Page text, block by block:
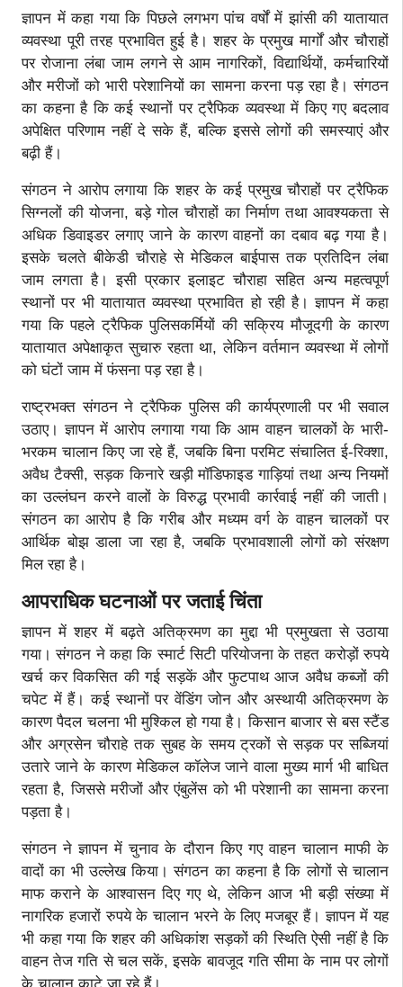
ज्ञापन में कहा गया कि पिछले लगभग पांच वर्षों में झांसी की यातायात
व्यवस्था पूरी तरह प्रभावित हुई है। शहर के प्रमुख मार्गों और चौराहों
पर रोजाना लंबा जाम लगने से आम नागरिकों, विद्यार्थियों, कर्मचारियों
और मरीजों को भारी परेशानियों का सामना करना पड़ रहा है। संगठन
का कहना है कि कई स्थानों पर ट्रैफिक व्यवस्था में किए गए बदलाव
अपेक्षित परिणाम नहीं दे सके हैं, बल्कि इससे लोगों की समस्याएं और
बढ़ी हैं।
संगठन ने आरोप लगाया कि शहर के कई प्रमुख चौराहों पर ट्रैफिक
सिग्नलों की योजना, बड़े गोल चौराहों का निर्माण तथा आवश्यकता से
अधिक डिवाइडर लगाए जाने के कारण वाहनों का दबाव बढ़ गया है।
इसके चलते बीकेडी चौराहे से मेडिकल बाईपास तक प्रतिदिन लंबा
जाम लगता है। इसी प्रकार इलाइट चौराहा सहित अन्य महत्वपूर्ण
स्थानों पर भी यातायात व्यवस्था प्रभावित हो रही है। ज्ञापन में कहा
गया कि पहले ट्रैफिक पुलिसकर्मियों की सक्रिय मौजूदगी के कारण
यातायात अपेक्षाकृत सुचारु रहता था, लेकिन वर्तमान व्यवस्था में लोगों
को घंटों जाम में फंसना पड़ रहा है।
राष्ट्रभक्त संगठन ने ट्रैफिक पुलिस की कार्यप्रणाली पर भी सवाल
उठाए। ज्ञापन में आरोप लगाया गया कि आम वाहन चालकों के भारी-
भरकम चालान किए जा रहे हैं, जबकि बिना परमिट संचालित ई-रिक्शा,
अवैध टैक्सी, सड़क किनारे खड़ी मॉडिफाइड गाड़ियां तथा अन्य नियमों
का उल्लंघन करने वालों के विरुद्ध प्रभावी कार्रवाई नहीं की जाती।
संगठन का आरोप है कि गरीब और मध्यम वर्ग के वाहन चालकों पर
आर्थिक बोझ डाला जा रहा है, जबकि प्रभावशाली लोगों को संरक्षण
मिल रहा है।
आपराधिक घटनाओं पर जताई चिंता
ज्ञापन में शहर में बढ़ते अतिक्रमण का मुद्दा भी प्रमुखता से उठाया
गया। संगठन ने कहा कि स्मार्ट सिटी परियोजना के तहत करोड़ों रुपये
खर्च कर विकसित की गई सड़कें और फुटपाथ आज अवैध कब्जों की
चपेट में हैं। कई स्थानों पर वेंडिंग जोन और अस्थायी अतिक्रमण के
कारण पैदल चलना भी मुश्किल हो गया है। किसान बाजार से बस स्टैंड
और अग्रसेन चौराहे तक सुबह के समय ट्रकों से सड़क पर सब्जियां
उतारे जाने के कारण मेडिकल कॉलेज जाने वाला मुख्य मार्ग भी बाधित
रहता है, जिससे मरीजों और एंबुलेंस को भी परेशानी का सामना करना
पड़ता है।
संगठन ने ज्ञापन में चुनाव के दौरान किए गए वाहन चालान माफी के
वादों का भी उल्लेख किया। संगठन का कहना है कि लोगों से चालान
माफ कराने के आश्वासन दिए गए थे, लेकिन आज भी बड़ी संख्या में
नागरिक हजारों रुपये के चालान भरने के लिए मजबूर हैं। ज्ञापन में यह
भी कहा गया कि शहर की अधिकांश सड़कों की स्थिति ऐसी नहीं है कि
वाहन तेज गति से चल सकें, इसके बावजूद गति सीमा के नाम पर लोगों
के चालान काटे जा रहे हैं।